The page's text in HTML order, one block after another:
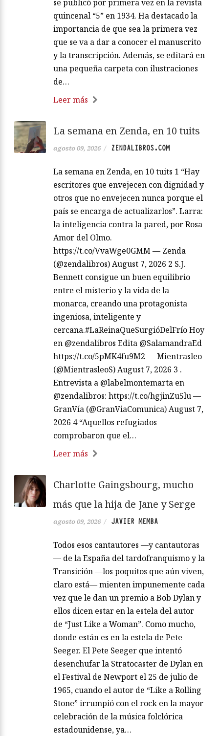
se publicó por primera vez en la revista
quincenal “5” en 1934. Ha destacado la
importancia de que sea la primera vez
que se va a dar a conocer el manuscrito
y la transcripción. Además, se editará en
una pequeña carpeta con ilustraciones
de…
Leer más
La semana en Zenda, en 10 tuits
agosto 09, 2026 / ZENDALIBROS.COM
La semana en Zenda, en 10 tuits 1 “Hay
escritores que envejecen con dignidad y
otros que no envejecen nunca porque el
país se encarga de actualizarlos”. Larra:
la inteligencia contra la pared, por Rosa
Amor del Olmo.
https://t.co/VvaWge0GMM — Zenda
(@zendalibros) August 7, 2026 2 S.J.
Bennett consigue un buen equilibrio
entre el misterio y la vida de la
monarca, creando una protagonista
ingeniosa, inteligente y
cercana.#LaReinaQueSurgióDelFrío Hoy
en @zendalibros Edita @SalamandraEd
https://t.co/5pMK4fu9M2 — Mientrasleo
(@MientrasleoS) August 7, 2026 3 .
Entrevista a @labelmontemarta en
@zendalibros: https://t.co/hgjinZu5lu —
GranVía (@GranViaComunica) August 7,
2026 4 “Aquellos refugiados
comprobaron que el…
Leer más
Charlotte Gaingsbourg, mucho
más que la hija de Jane y Serge
agosto 09, 2026 / JAVIER MEMBA
Todos esos cantautores —y cantautoras
— de la España del tardofranquismo y la
Transición —los poquitos que aún viven,
claro está— mienten impunemente cada
vez que le dan un premio a Bob Dylan y
ellos dicen estar en la estela del autor
de “Just Like a Woman”. Como mucho,
donde están es en la estela de Pete
Seeger. El Pete Seeger que intentó
desenchufar la Stratocaster de Dylan en
el Festival de Newport el 25 de julio de
1965, cuando el autor de “Like a Rolling
Stone” irrumpió con el rock en la mayor
celebración de la música folclórica
estadounidense, ya…